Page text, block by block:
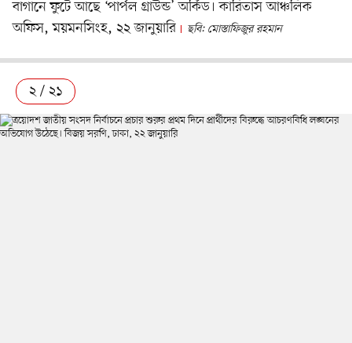
বাগানে ফুটে আছে ‘পার্পল গ্রাউন্ড’ অর্কিড। কারিতাস আঞ্চলিক
অফিস, ময়মনসিংহ, ২২ জানুয়ারি
ছবি: মোস্তাফিজুর রহমান
২ / ২১